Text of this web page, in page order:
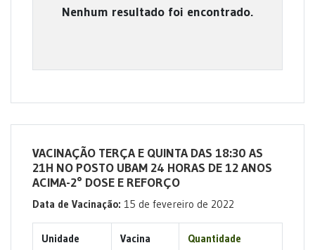
Nenhum resultado foi encontrado.
VACINAÇÃO TERÇA E QUINTA DAS 18:30 AS
21H NO POSTO UBAM 24 HORAS DE 12 ANOS
ACIMA-2° DOSE E REFORÇO
Data de Vacinação: 15 de fevereiro de 2022
Unidade Vacina Quantidade